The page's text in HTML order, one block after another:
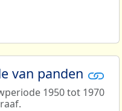
van panden
1950 tot 1970